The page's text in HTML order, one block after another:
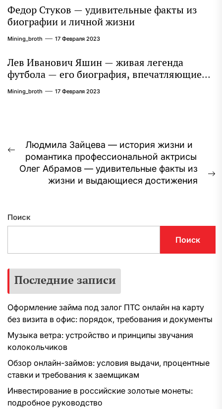
Федор Стуков — удивительные факты из
биографии и личной жизни
Mining_broth 17 Февраля 2023
Лев Иванович Яшин — живая легенда
футбола — его биография, впечатляющие
достижения и интересная личная жизнь
Mining_broth 17 Февраля 2023
Навигация
по
записям
Предыдущая
запись:
Людмила Зайцева — история жизни и
романтика профессиональной актрисы
Олег Абрамов — удивительные факты из
жизни и выдающиеся достижения
Поиск
Поиск
Последние записи
Оформление займа под залог ПТС онлайн на карту
без визита в офис: порядок, требования и документы
Музыка ветра: устройство и принципы звучания
колокольчиков
Обзор онлайн-займов: условия выдачи, процентные
ставки и требования к заемщикам
Инвестирование в российские золотые монеты:
подробное руководство